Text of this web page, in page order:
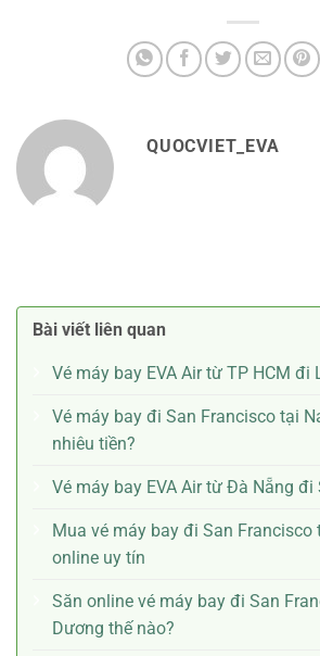
QUOCVIET_EVA
Bài viết liên quan
Vé máy bay EVA Air từ TP HCM đi
Vé máy bay đi San Francisco tại
nhiêu tiền?
Vé máy bay EVA Air từ Đà Nẵng đi
Mua vé máy bay đi San Francisco
online uy tín
Săn online vé máy bay đi San
Dương thế nào?